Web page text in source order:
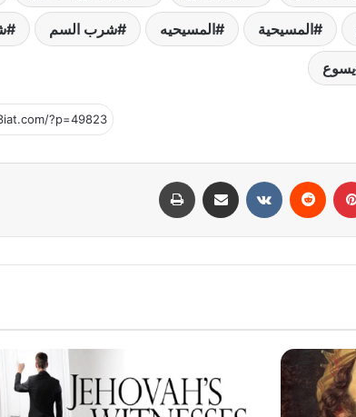
المسيحية المسيحيه شرب السم
يسوع
بينتيريست مشاركة عبر البريد